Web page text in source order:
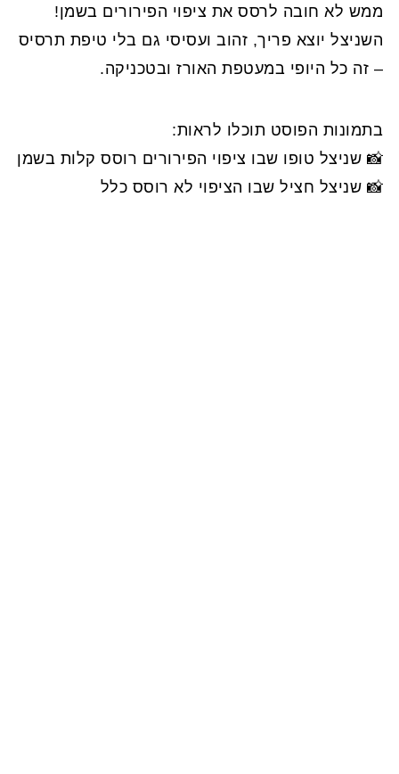
ממש לא חובה לרסס את ציפוי הפירורים בשמן!
השניצל יוצא פריך, זהוב ועסיסי גם בלי טיפת תרסיס
– זה כל היופי במעטפת האורז ובטכניקה.
בתמונות הפוסט תוכלו לראות:
📸 שניצל טופו שבו ציפוי הפירורים רוסס קלות בשמן
📸 שניצל חציל שבו הציפוי לא רוסס כלל